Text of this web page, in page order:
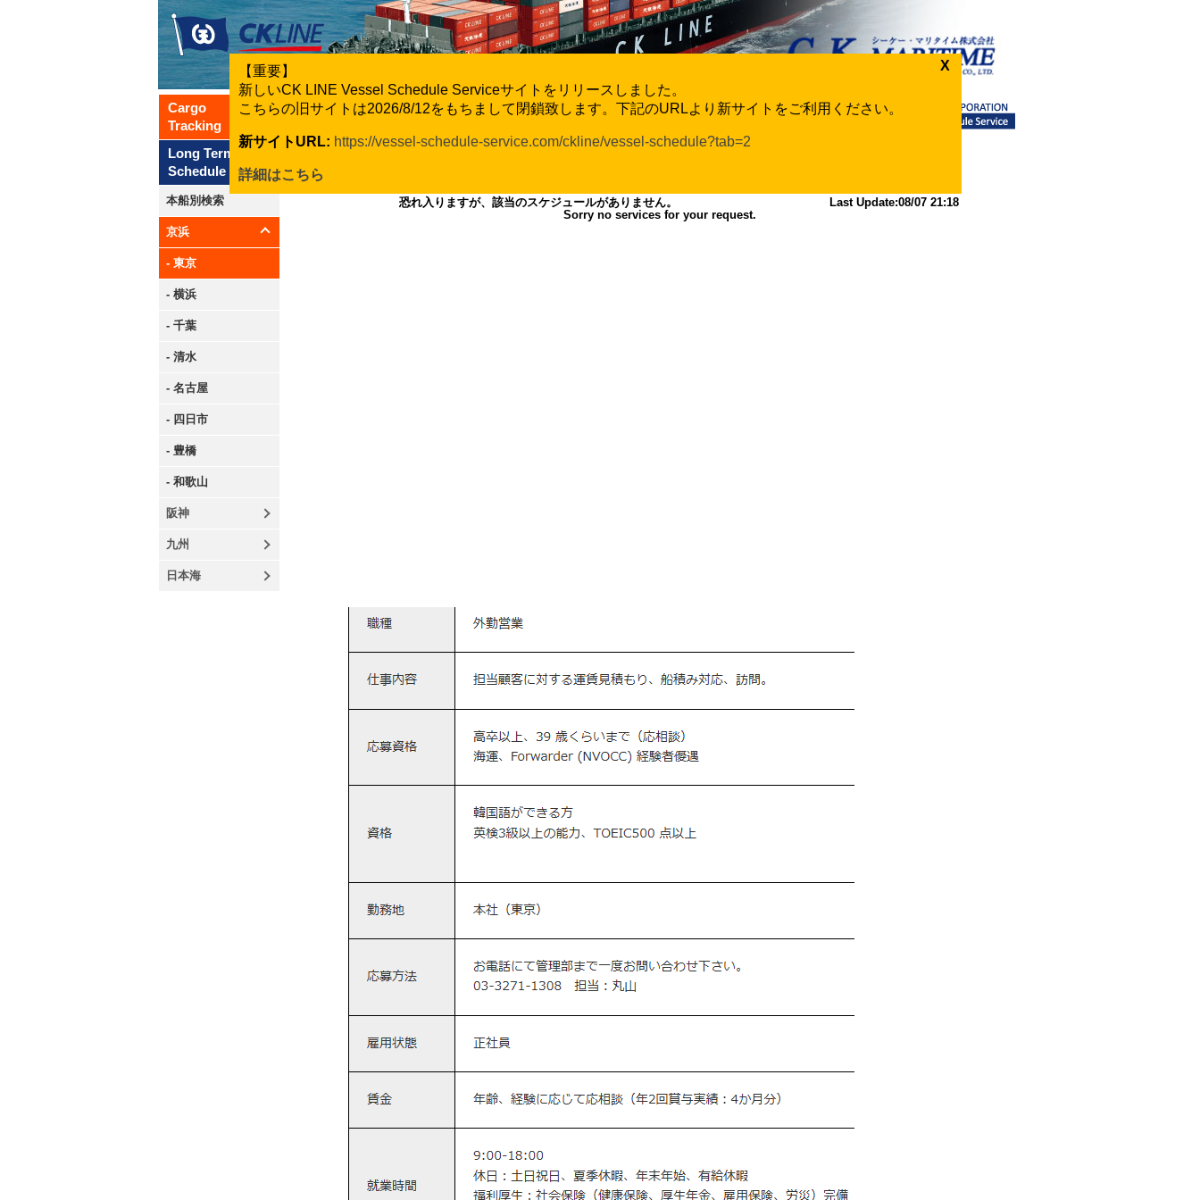
X
【重要】
新しいCK LINE Vessel Schedule Serviceサイトをリリースしました。
こちらの旧サイトは2026/8/12をもちまして閉鎖致します。下記のURLより新サイトをご利用ください。
新サイトURL: https://vessel-schedule-service.com/ckline/vessel-schedule?tab=2
詳細はこちら
Cargo
Tracking
Long Term
Schedule
本船別検索
京浜
- 東京
- 横浜
- 千葉
- 清水
- 名古屋
- 四日市
- 豊橋
- 和歌山
阪神
九州
日本海
Last Update:08/07 21:18
恐れ入りますが、該当のスケジュールがありません。
Sorry no services for your request.